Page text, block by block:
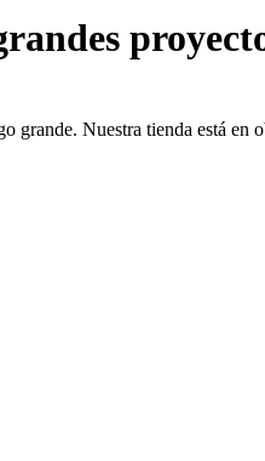
grande. Nuestra tienda está en